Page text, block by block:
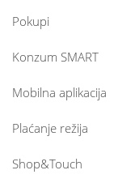
Pokupi
Konzum SMART
Mobilna aplikacija
Plaćanje režija
Shop&Touch